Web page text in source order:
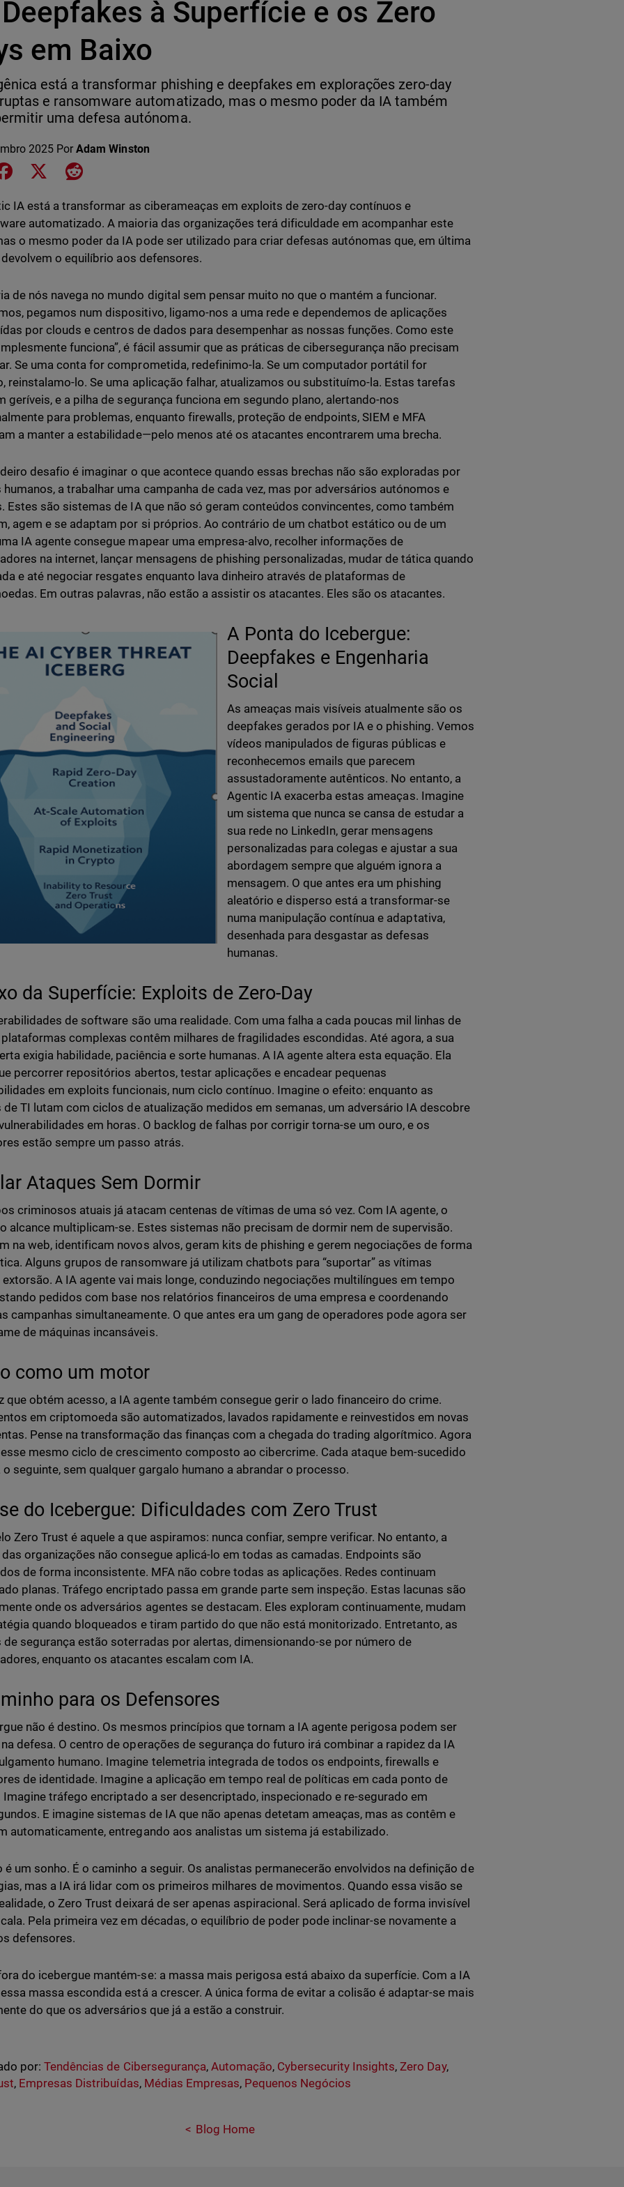
à Superfície e os Zero
em Baixo
está a transformar phishing e deepfakes em explorações zero-day
e ransomware automatizado, mas o mesmo poder da IA também
uma defesa autónoma.
2025 PorAdam Winston
on LinkedIn
Share on Facebook
Share on XShare on Reddit
IA está a transformar as ciberameaças em exploits de zero-day contínuos e
automatizado. A maioria das organizações terá dificuldade em acompanhar este
o mesmo poder da IA pode ser utilizado para criar defesas autónomas que, em última
devolvem o equilíbrio aos defensores.
de nós navega no mundo digital sem pensar muito no que o mantém a funcionar.
pegamos num dispositivo, ligamo-nos a uma rede e dependemos de aplicações
por clouds e centros de dados para desempenhar as nossas funções. Como este
funciona”, é fácil assumir que as práticas de cibersegurança não precisam
Se uma conta for comprometida, redefinimo-la. Se um computador portátil for
reinstalamo-lo. Se uma aplicação falhar, atualizamos ou substituímo-la. Estas tarefas
geríveis, e a pilha de segurança funciona em segundo plano, alertando-nos
para problemas, enquanto firewalls, proteção de endpoints, SIEM e MFA
a manter a estabilidade—pelo menos até os atacantes encontrarem uma brecha.
desafio é imaginar o que acontece quando essas brechas não são exploradas por
humanos, a trabalhar uma campanha de cada vez, mas por adversários autónomos e
Estes são sistemas de IA que não só geram conteúdos convincentes, como também
agem e se adaptam por si próprios. Ao contrário de um chatbot estático ou de um
IA agente consegue mapear uma empresa-alvo, recolher informações de
na internet, lançar mensagens de phishing personalizadas, mudar de tática quando
e até negociar resgates enquanto lava dinheiro através de plataformas de
Em outras palavras, não estão a assistir os atacantes. Eles são os atacantes.
A Ponta do Icebergue:
Deepfakes e Engenharia
Social
As ameaças mais visíveis atualmente são os
deepfakes gerados por IA e o phishing. Vemos
vídeos manipulados de figuras públicas e
reconhecemos emails que parecem
assustadoramente autênticos. No entanto, a
Agentic IA exacerba estas ameaças. Imagine
um sistema que nunca se cansa de estudar a
sua rede no LinkedIn, gerar mensagens
personalizadas para colegas e ajustar a sua
abordagem sempre que alguém ignora a
mensagem. O que antes era um phishing
aleatório e disperso está a transformar-se
numa manipulação contínua e adaptativa,
desenhada para desgastar as defesas
humanas.
da Superfície: Exploits de Zero-Day
de software são uma realidade. Com uma falha a cada poucas mil linhas de
complexas contêm milhares de fragilidades escondidas. Até agora, a sua
exigia habilidade, paciência e sorte humanas. A IA agente altera esta equação. Ela
percorrer repositórios abertos, testar aplicações e encadear pequenas
em exploits funcionais, num ciclo contínuo. Imagine o efeito: enquanto as
de TI lutam com ciclos de atualização medidos em semanas, um adversário IA descobre
em horas. O backlog de falhas por corrigir torna-se um ouro, e os
estão sempre um passo atrás.
Ataques Sem Dormir
criminosos atuais já atacam centenas de vítimas de uma só vez. Com IA agente, o
alcance multiplicam-se. Estes sistemas não precisam de dormir nem de supervisão.
na web, identificam novos alvos, geram kits de phishing e gerem negociações de forma
Alguns grupos de ransomware já utilizam chatbots para “suportar” as vítimas
A IA agente vai mais longe, conduzindo negociações multilíngues em tempo
pedidos com base nos relatórios financeiros de uma empresa e coordenando
campanhas simultaneamente. O que antes era um gang de operadores pode agora ser
de máquinas incansáveis.
como um motor
que obtém acesso, a IA agente também consegue gerir o lado financeiro do crime.
em criptomoeda são automatizados, lavados rapidamente e reinvestidos em novas
Pense na transformação das finanças com a chegada do trading algorítmico. Agora
mesmo ciclo de crescimento composto ao cibercrime. Cada ataque bem-sucedido
o seguinte, sem qualquer gargalo humano a abrandar o processo.
do Icebergue: Dificuldades com Zero Trust
Zero Trust é aquele a que aspiramos: nunca confiar, sempre verificar. No entanto, a
organizações não consegue aplicá-lo em todas as camadas. Endpoints são
de forma inconsistente. MFA não cobre todas as aplicações. Redes continuam
planas. Tráfego encriptado passa em grande parte sem inspeção. Estas lacunas são
onde os adversários agentes se destacam. Eles exploram continuamente, mudam
quando bloqueados e tiram partido do que não está monitorizado. Entretanto, as
de segurança estão soterradas por alertas, dimensionando-se por número de
enquanto os atacantes escalam com IA.
para os Defensores
não é destino. Os mesmos princípios que tornam a IA agente perigosa podem ser
defesa. O centro de operações de segurança do futuro irá combinar a rapidez da IA
humano. Imagine telemetria integrada de todos os endpoints, firewalls e
de identidade. Imagine a aplicação em tempo real de políticas em cada ponto de
Imagine tráfego encriptado a ser desencriptado, inspecionado e re-segurado em
E imagine sistemas de IA que não apenas detetam ameaças, mas as contêm e
automaticamente, entregando aos analistas um sistema já estabilizado.
é um sonho. É o caminho a seguir. Os analistas permanecerão envolvidos na definição de
mas a IA irá lidar com os primeiros milhares de movimentos. Quando essa visão se
o Zero Trust deixará de ser apenas aspiracional. Será aplicado de forma invisível
Pela primeira vez em décadas, o equilíbrio de poder pode inclinar-se novamente a
defensores.
do icebergue mantém-se: a massa mais perigosa está abaixo da superfície. Com a IA
massa escondida está a crescer. A única forma de evitar a colisão é adaptar-se mais
do que os adversários que já a estão a construir.
por: Tendências de Cibersegurança, Automação, Cybersecurity Insights,Zero Day,
, Empresas Distribuídas, Médias Empresas, Pequenos Negócios
Blog Home